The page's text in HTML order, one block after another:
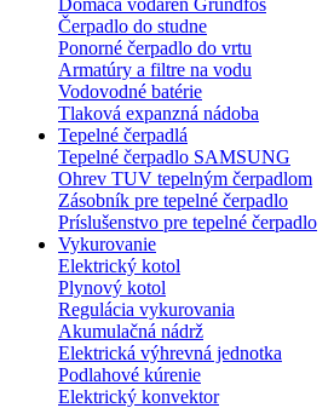
Domáca vodáreň Grundfos
Čerpadlo do studne
Ponorné čerpadlo do vrtu
Armatúry a filtre na vodu
Vodovodné batérie
Tlaková expanzná nádoba
Tepelné čerpadlá
Tepelné čerpadlo SAMSUNG
Ohrev TUV tepelným čerpadlom
Zásobník pre tepelné čerpadlo
Príslušenstvo pre tepelné čerpadlo
Vykurovanie
Elektrický kotol
Plynový kotol
Regulácia vykurovania
Akumulačná nádrž
Elektrická výhrevná jednotka
Podlahové kúrenie
Elektrický konvektor